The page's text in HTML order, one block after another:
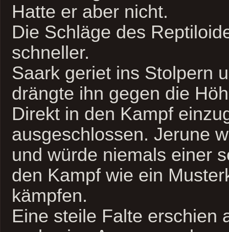
Hatte er aber nicht.
Die Schläge des
schneller.
Saark geriet ins Stolpern
drängte ihn gegen die
Direkt in den Kampf
ausgeschlossen. Jerune
und würde niemals einer
den Kampf wie ein
kämpfen.
Eine steile Falte erschien